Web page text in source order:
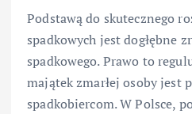
Podstawą do skutecznego
spadkowych jest dogłębne
spadkowego. Prawo to
majątek zmarłej osoby jest
spadkobiercom. W Polsce,